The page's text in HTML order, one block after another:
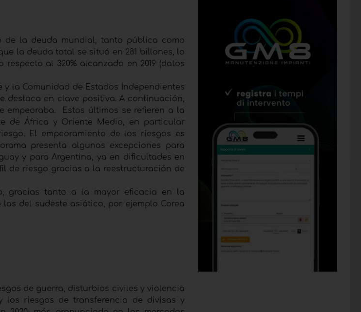
de la deuda mundial, tanto pública como
la deuda total se situó en 281 billones, lo
al 320% alcanzado en 2019 (datos
y la Comunidad de Estados Independientes
destaca en clave positiva. A continuación,
empeoraba. Estos últimos se refieren a la
de África y Oriente Medio, en particular
El empeoramiento de los riesgos es
presenta algunas excepciones para
y para Argentina, ya en dificultades en
de riesgo gracias a la reestructuración de
gracias tanto a la mayor eficacia en la
del sudeste asiático, por ejemplo Corea
de guerra, disturbios civiles y violencia
riesgos de transferencia de divisas y